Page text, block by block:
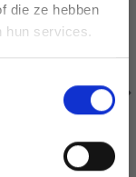
die ze hebben
hun services.
soldes et